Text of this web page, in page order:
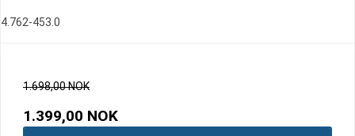
4.762-453.0
1.698,00 NOK
1.399,00 NOK